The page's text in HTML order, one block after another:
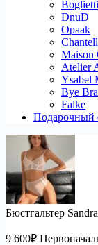
Boglietti
DnuD
Opaak
Maison
Atelier
Ysabel
Bye Bra
Falke
Подарочный
Бюстгальтер
9 600₽